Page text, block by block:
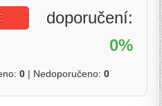
doporučení:
0%
0 | Nedoporučeno:0